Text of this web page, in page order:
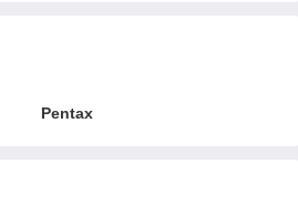
Pentax